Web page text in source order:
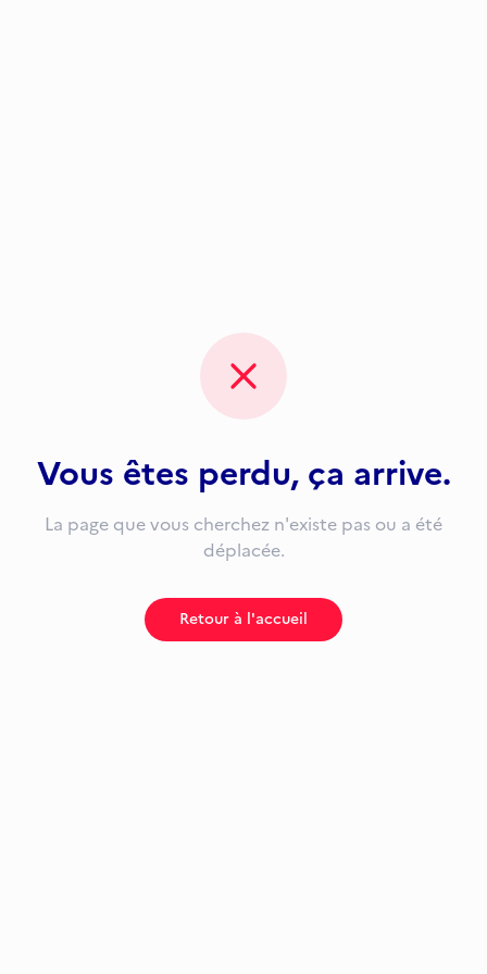
Vous êtes perdu, ça arrive.
La page que vous cherchez n'existe pas ou a été
déplacée.
Retour à l'accueil